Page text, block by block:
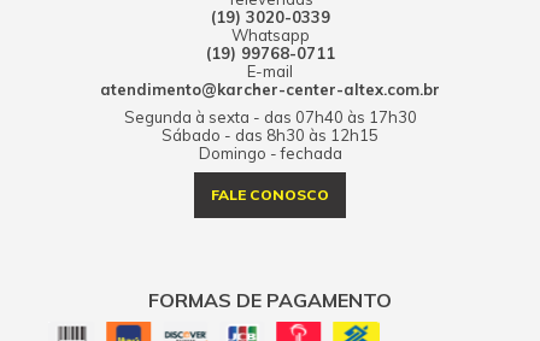
(19) 3020-0339
Whatsapp
(19) 99768-0711
E-mail
atendimento@karcher-center-altex.com.br
Segunda à sexta - das 07h40 às 17h30
Sábado - das 8h30 às 12h15
Domingo - fechada
FALE CONOSCO
FORMAS DE PAGAMENTO